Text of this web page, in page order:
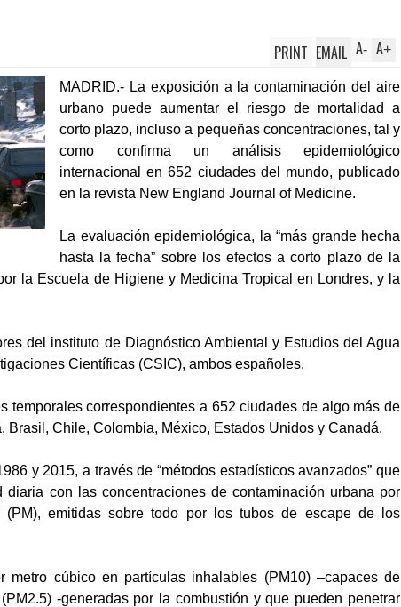
A+
A-
PRINT EMAIL
MADRID.- La exposición a la contaminación del aire
urbano puede aumentar el riesgo de mortalidad a
corto plazo, incluso a pequeñas concentraciones, tal y
como confirma un análisis epidemiológico
internacional en 652 ciudades del mundo, publicado
en la revista New England Journal of Medicine.
La evaluación epidemiológica, la “más grande hecha
hasta la fecha” sobre los efectos a corto plazo de la
la Escuela de Higiene y Medicina Tropical en Londres, y la
del instituto de Diagnóstico Ambiental y Estudios del Agua
Científicas (CSIC), ambos españoles.
temporales correspondientes a 652 ciudades de algo más de
Brasil, Chile, Colombia, México, Estados Unidos y Canadá.
y 2015, a través de “métodos estadísticos avanzados” que
diaria con las concentraciones de contaminación urbana por
emitidas sobre todo por los tubos de escape de los
metro cúbico en partículas inhalables (PM10) –capaces de
-generadas por la combustión y que pueden penetrar